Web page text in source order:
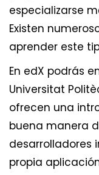
especializarse
Existen
aprender este
En edX podrás
Universitat
ofrecen una
buena manera
desarrolladores
propia